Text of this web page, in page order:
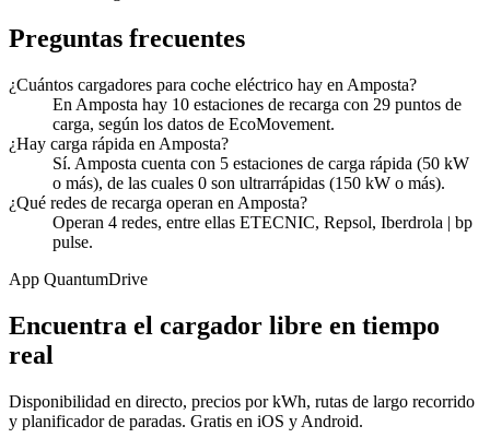
Preguntas frecuentes
¿Cuántos cargadores para coche eléctrico hay en Amposta?
En Amposta hay 10 estaciones de recarga con 29 puntos de
carga, según los datos de EcoMovement.
¿Hay carga rápida en Amposta?
Sí. Amposta cuenta con 5 estaciones de carga rápida (50 kW
o más), de las cuales 0 son ultrarrápidas (150 kW o más).
¿Qué redes de recarga operan en Amposta?
Operan 4 redes, entre ellas ETECNIC, Repsol, Iberdrola | bp
pulse.
App QuantumDrive
Encuentra el cargador libre en tiempo
real
Disponibilidad en directo, precios por kWh, rutas de largo recorrido
y planificador de paradas. Gratis en iOS y Android.